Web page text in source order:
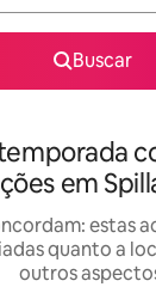
Buscar
em
estas
quanto a
outros